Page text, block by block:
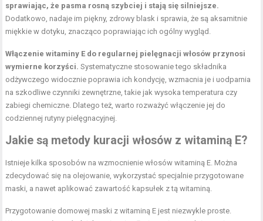
sprawiając, że pasma rosną szybciej i stają się silniejsze.
Dodatkowo, nadaje im piękny, zdrowy blask i sprawia, że są aksamitnie
miękkie w dotyku, znacząco poprawiając ich ogólny wygląd.
Włączenie witaminy E do regularnej pielęgnacji włosów przynosi
wymierne korzyści. Systematyczne stosowanie tego składnika
odżywczego widocznie poprawia ich kondycję, wzmacnia je i uodparnia
na szkodliwe czynniki zewnętrzne, takie jak wysoka temperatura czy
zabiegi chemiczne. Dlatego też, warto rozważyć włączenie jej do
codziennej rutyny pielęgnacyjnej.
Jakie są metody kuracji włosów z witaminą E?
Istnieje kilka sposobów na wzmocnienie włosów witaminą E. Można
zdecydować się na olejowanie, wykorzystać specjalnie przygotowane
maski, a nawet aplikować zawartość kapsułek z tą witaminą.
Przygotowanie domowej maski z witaminą E jest niezwykle proste.